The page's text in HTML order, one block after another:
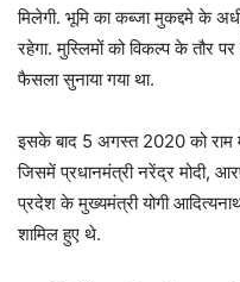
मिलेगी. भूमि का कब्जा मुकद्दमे के
रहेगा. मुस्लिमों को विकल्प के तौर
फैसला सुनाया गया था.
इसके बाद 5 अगस्त 2020 को राम
जिसमें प्रधानमंत्री नरेंद्र मोदी,
प्रदेश के मुख्यमंत्री योगी
शामिल हुए थे.